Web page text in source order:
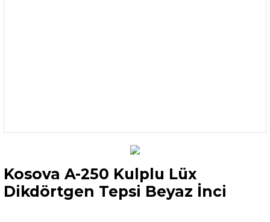
Kosova A-250 Kulplu Lüx
Dikdörtgen Tepsi Beyaz İnci